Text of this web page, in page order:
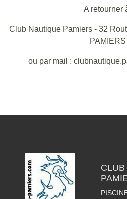
A retourner
Club Nautique Pamiers - 32
PAMIERS
ou par mail :